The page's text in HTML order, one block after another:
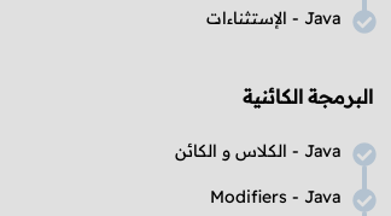
Java - الإستثناءات
البرمجة الكائنية
Java - الكلاس و الكائن
Java
-
Modifiers